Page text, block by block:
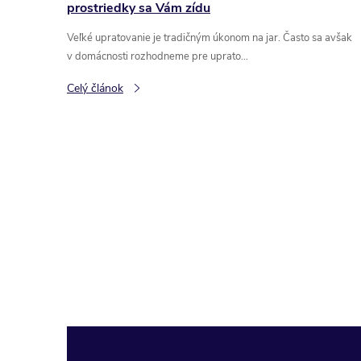
prostriedky sa Vám zídu
Veľké upratovanie je tradičným úkonom na jar. Často sa avšak
v domácnosti rozhodneme pre uprato...
Celý článok
d